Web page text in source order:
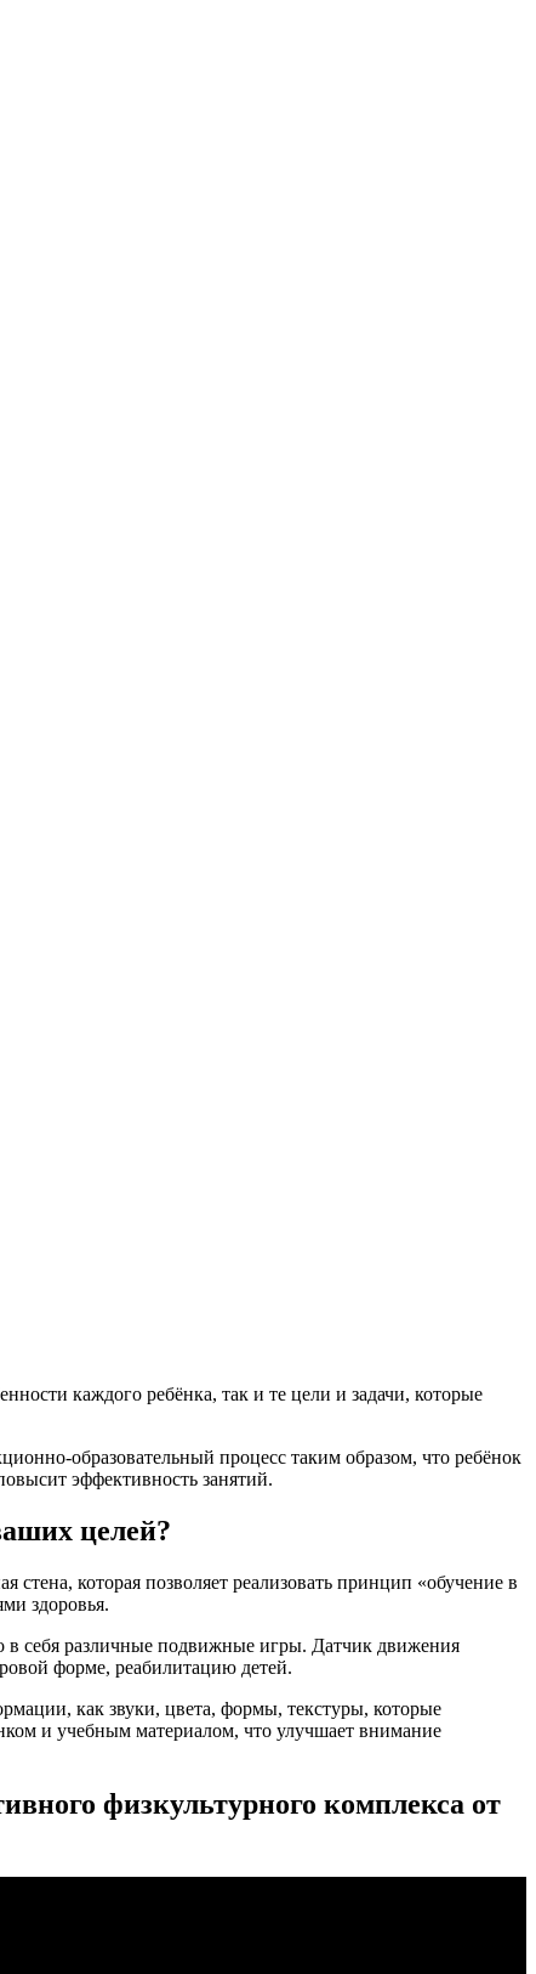
каждого ребёнка, так и те цели и задачи, которые
образовательный процесс таким образом, что ребёнок
эффективность занятий.
целей?
стена, которая позволяет реализовать принцип «обучение в
здоровья.
в себя различные подвижные игры. Датчик движения
форме, реабилитацию детей.
как звуки, цвета, формы, текстуры, которые
и учебным материалом, что улучшает внимание
физкультурного комплекса от